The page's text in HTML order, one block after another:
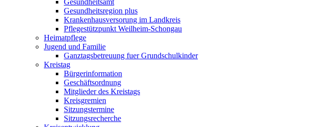
Gesundheitsamt
Gesundheitsregion plus
Krankenhausversorung im Landkreis
Pflegestützpunkt Weilheim-Schongau
Heimatpflege
Jugend und Familie
Ganztagsbetreuung fuer Grundschulkinder
Kreistag
Bürgerinformation
Geschäftsordnung
Mitglieder des Kreistags
Kreisgremien
Sitzungstermine
Sitzungsrecherche